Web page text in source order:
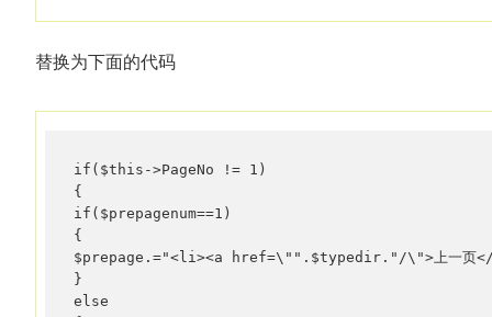
替换为下面的代码
if($this->PageNo != 1)
{
if($prepagenum==1)
{
$prepage.="<li><a href=\"".$typedir."/\">上一
}
else